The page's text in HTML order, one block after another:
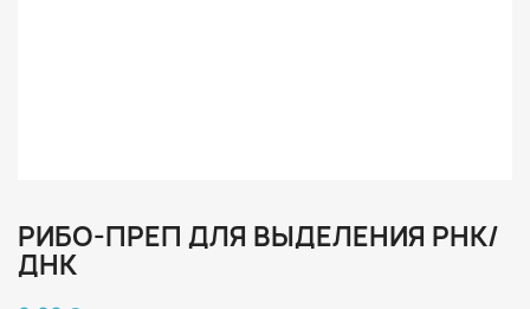
РИБО-ПРЕП ДЛЯ ВЫДЕЛЕНИЯ РНК/
ДНК